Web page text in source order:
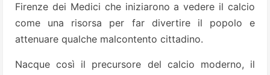
Firenze dei Medici che iniziarono a vedere il calcio
come una risorsa per far divertire il popolo e
attenuare qualche malcontento cittadino.
Nacque così il precursore del calcio moderno, il